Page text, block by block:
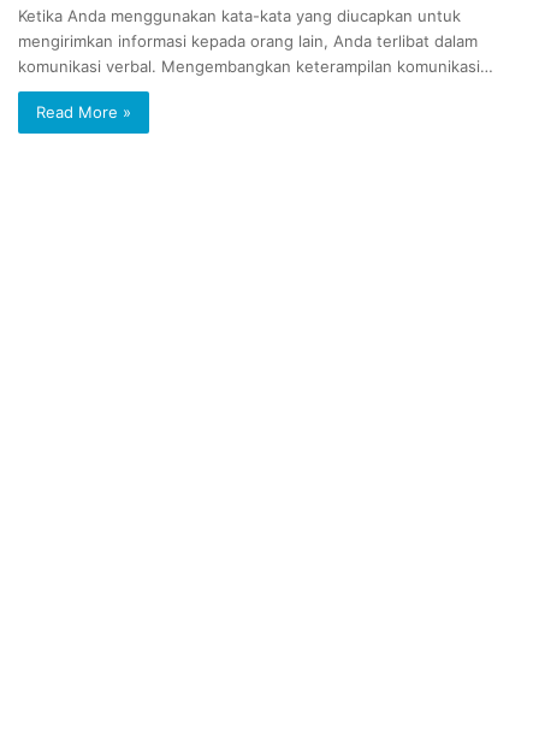
Ketika Anda menggunakan kata-kata yang diucapkan untuk
mengirimkan informasi kepada orang lain, Anda terlibat dalam
komunikasi verbal. Mengembangkan keterampilan komunikasi…
Read More »